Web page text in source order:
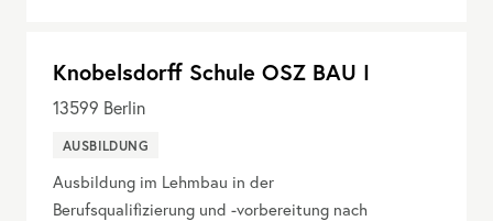
Knobelsdorff Schule OSZ BAU I
13599 Berlin
AUSBILDUNG
Ausbildung im Lehmbau in der
Berufsqualifizierung und -vorbereitung nach